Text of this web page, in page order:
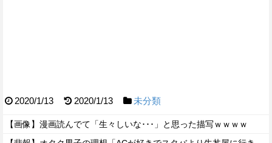
2020/1/13 2020/1/13 未分類
【画像】漫画読んでて「生々しいな･･･」と思った描写ｗｗｗｗ